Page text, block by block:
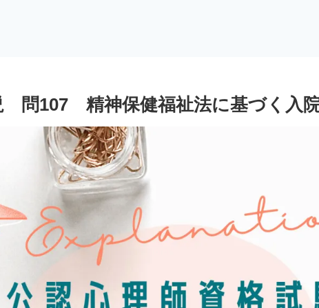
問107 精神保健福祉法に基づく入